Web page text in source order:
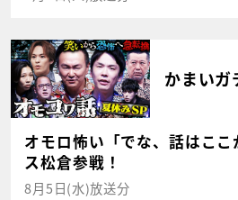
かまいガ
オモロ怖い「でな、話はこ
ス松倉参戦！
8月5日(水)放送分